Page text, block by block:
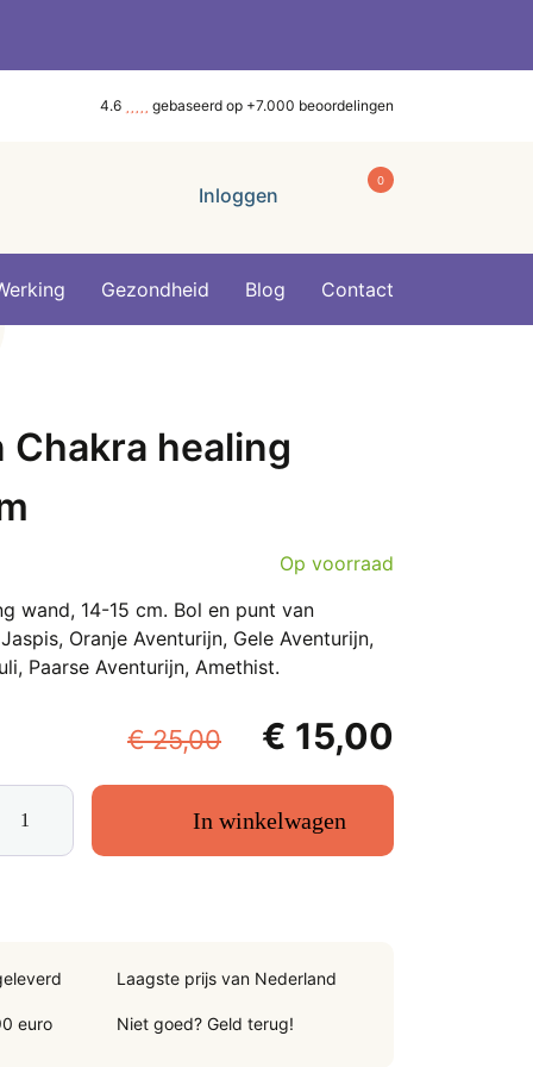
4.6 gebaseerd op +7.000 beoordelingen
Inloggen
0
Gezondheid Blog Contact
healing
Op voorraad
wand, 14-15 cm. Bol en punt van
Oranje Aventurijn, Gele Aventurijn,
Paarse Aventurijn, Amethist.
€25,00
Oorspronkelijke
was:
€ 25,00.
€ 15,00
€ 15,00.
In winkelwagen
euro
Laagste prijs van Nederland
Niet goed? Geld terug!